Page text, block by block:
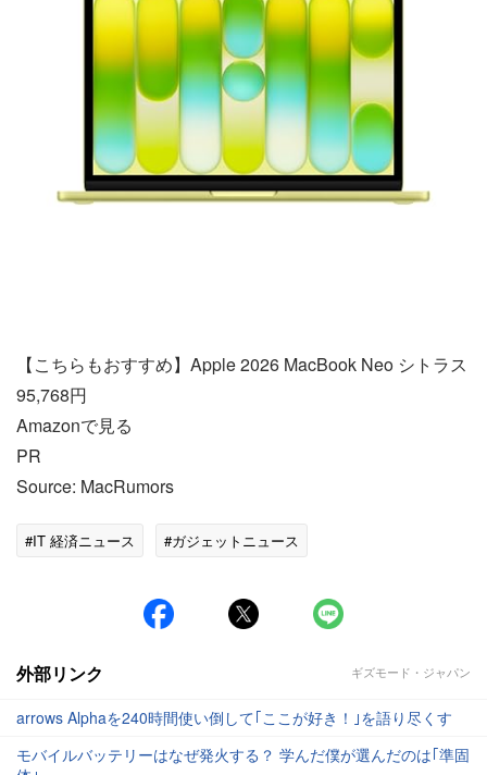
【こちらもおすすめ】Apple 2026 MacBook Neo シトラス
95,768円
Amazonで見る
PR
Source: MacRumors
#IT 経済ニュース #ガジェットニュース
外部リンク ギズモード・ジャパン
arrows Alphaを240時間使い倒して｢ここが好き！｣を語り尽くす
モバイルバッテリーはなぜ発火する？ 学んだ僕が選んだのは｢準固